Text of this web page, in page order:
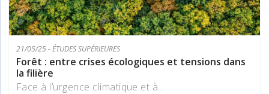
21/05/25 - ÉTUDES SUPÉRIEURES
Forêt : entre crises écologiques et tensions dans
la filière
Face à l’urgence climatique et à...